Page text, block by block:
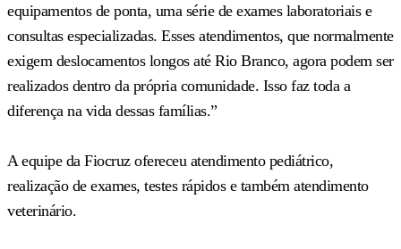
equipamentos de ponta, uma série de exames laboratoriais e
consultas especializadas. Esses atendimentos, que normalmente
exigem deslocamentos longos até Rio Branco, agora podem ser
realizados dentro da própria comunidade. Isso faz toda a
diferença na vida dessas famílias.”
A equipe da Fiocruz ofereceu atendimento pediátrico,
realização de exames, testes rápidos e também atendimento
veterinário.